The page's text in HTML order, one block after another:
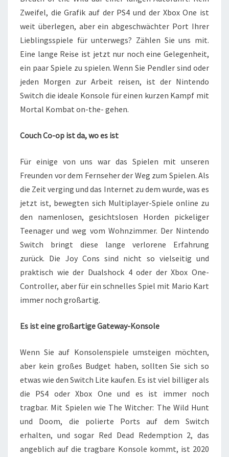
Zweifel, die Grafik auf der PS4 und der Xbox One ist
weit überlegen, aber ein abgeschwächter Port Ihrer
Lieblingsspiele für unterwegs? Zählen Sie uns mit.
Eine lange Reise ist jetzt nur noch eine Gelegenheit,
ein paar Spiele zu spielen. Wenn Sie Pendler sind oder
jeden Morgen zur Arbeit reisen, ist der Nintendo
Switch die ideale Konsole für einen kurzen Kampf mit
Mortal Kombat on-the- gehen.
Couch Co-op ist da, wo es ist
Für einige von uns war das Spielen mit unseren
Freunden vor dem Fernseher der Weg zum Spielen. Als
die Zeit verging und das Internet zu dem wurde, was es
jetzt ist, bewegten sich Multiplayer-Spiele online zu
den namenlosen, gesichtslosen Horden pickeliger
Teenager und weg vom Wohnzimmer. Der Nintendo
Switch bringt diese lange verlorene Erfahrung
zurück. Die Joy Cons sind nicht so vielseitig und
praktisch wie der Dualshock 4 oder der Xbox One-
Controller, aber für ein schnelles Spiel mit Mario Kart
immer noch großartig.
Es ist eine großartige Gateway-Konsole
Wenn Sie auf Konsolenspiele umsteigen möchten,
aber kein großes Budget haben, sollten Sie sich so
etwas wie den Switch Lite kaufen. Es ist viel billiger als
die PS4 oder Xbox One und es ist immer noch
tragbar. Mit Spielen wie The Witcher: The Wild Hunt
und Doom, die polierte Ports auf dem Switch
erhalten, und sogar Red Dead Redemption 2, das
angeblich auf die tragbare Konsole kommt, ist 2020